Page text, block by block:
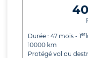
Durée : 47 mois - 1er
10000 km
Protégé vol ou